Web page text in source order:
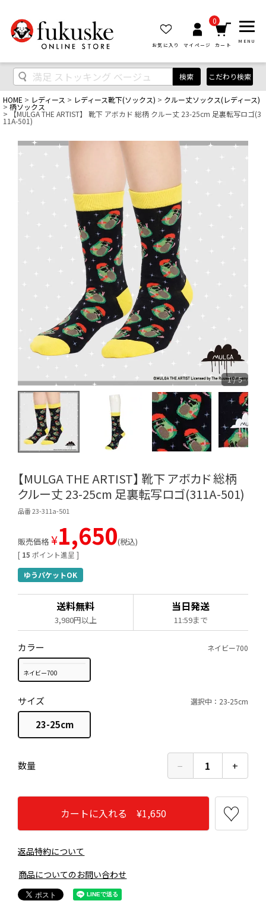
お気に入り マイページ
0
カート
MENU
検索 こだわり検索
HOME レディース レディース靴下(ソックス) クルー丈ソックス(レディース)
柄ソックス
【MULGA THE ARTIST】 靴下 アボカド 総柄 クルー丈 23-25cm 足裏転写ロゴ(3
11A-501)
1 / 5
【MULGA THE ARTIST】 靴下 アボカド 総柄
クルー丈 23-25cm 足裏転写ロゴ(311A-501)
品番 23-311a-501
[ 15 ポイント進呈 ]
販売価格 ¥1,650 税込
ゆうパケットOK
送料無料
3,980円以上
当日発送
11:59まで
カラー ネイビー700
ネイビー700
サイズ 選択中：23-25cm
23-25cm
数量 − 1 +
カートに入れる ¥1,650
返品特約について
商品についてのお問い合わせ